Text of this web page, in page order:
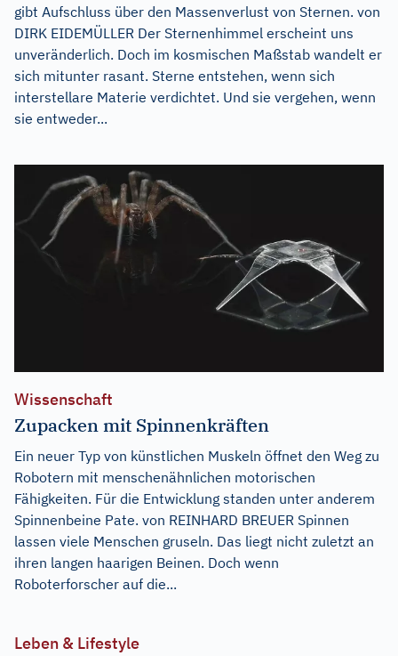
gibt Aufschluss über den Massenverlust von Sternen. von
DIRK EIDEMÜLLER Der Sternenhimmel erscheint uns
unveränderlich. Doch im kosmischen Maßstab wandelt er
sich mitunter rasant. Sterne entstehen, wenn sich
interstellare Materie verdichtet. Und sie vergehen, wenn
sie entweder...
Wissenschaft
Zupacken mit Spinnenkräften
Ein neuer Typ von künstlichen Muskeln öffnet den Weg zu
Robotern mit menschenähnlichen motorischen
Fähigkeiten. Für die Entwicklung standen unter anderem
Spinnenbeine Pate. von REINHARD BREUER Spinnen
lassen viele Menschen gruseln. Das liegt nicht zuletzt an
ihren langen haarigen Beinen. Doch wenn
Roboterforscher auf die...
Leben & Lifestyle